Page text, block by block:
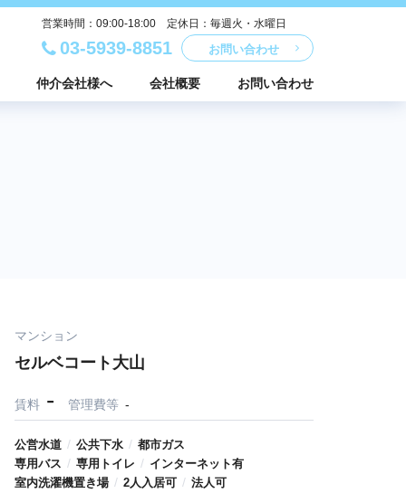
営業時間：09:00-18:00 定休日：毎週火・水曜日
03-5939-8851 お問い合わせ
仲介会社様へ 会社概要 お問い合わせ
マンション
セルベコート大山
賃料 - 管理費等 -
公営水道 / 公共下水 / 都市ガス
専用バス / 専用トイレ / インターネット有
室内洗濯機置き場 / 2人入居可 / 法人可